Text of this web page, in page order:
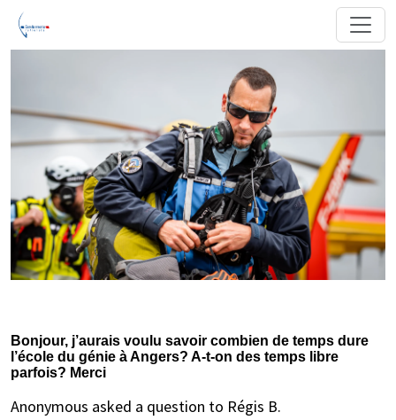
Bonjour, j’aurais voulu savoir combien de temps dure
l’école du génie à Angers? A-t-on des temps libre
parfois? Merci
Anonymous asked a question to Régis B.